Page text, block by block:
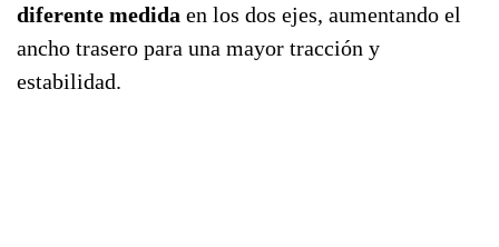
diferente medida en los dos ejes, aumentando el
ancho trasero para una mayor tracción y
estabilidad.